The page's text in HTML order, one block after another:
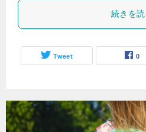
続きを
Tweet 0